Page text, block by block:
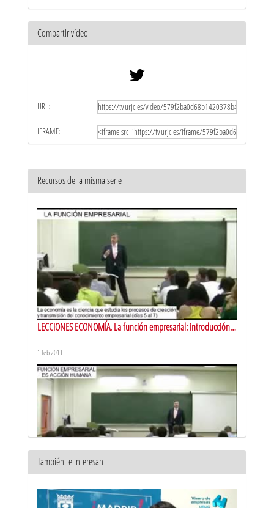
Compartir vídeo
URL:
IFRAME:
Recursos de la misma serie
LECCIONES ECONOMÍA. La función empresarial: introducción
1 feb 2011
identificación con la acción humana
También te interesan